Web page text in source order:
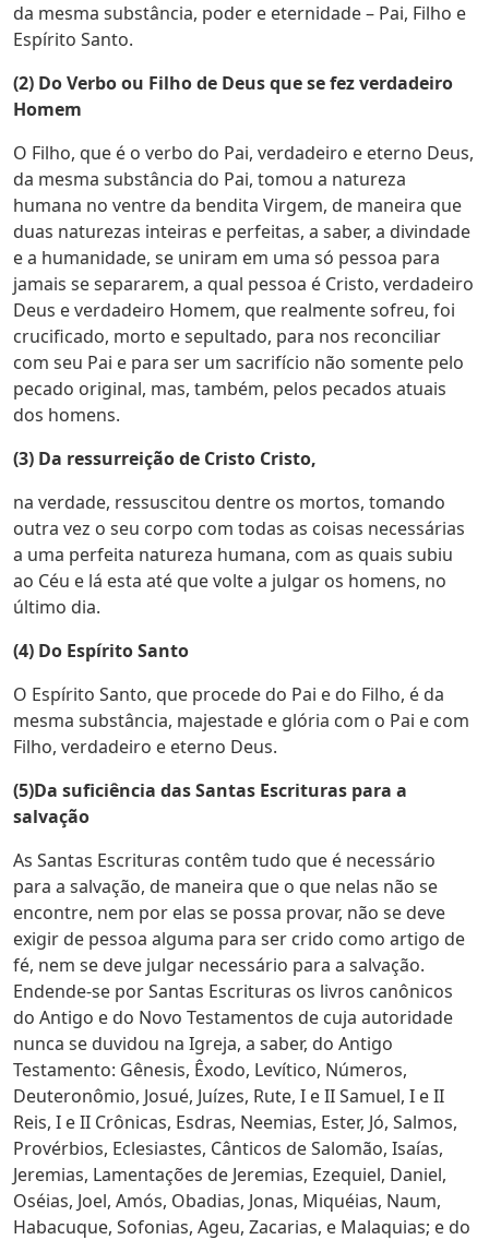
da mesma substância, poder e eternidade – Pai, Filho e
Espírito Santo.
(2) Do Verbo ou Filho de Deus que se fez verdadeiro
Homem
O Filho, que é o verbo do Pai, verdadeiro e eterno Deus,
da mesma substância do Pai, tomou a natureza
humana no ventre da bendita Virgem, de maneira que
duas naturezas inteiras e perfeitas, a saber, a divindade
e a humanidade, se uniram em uma só pessoa para
jamais se separarem, a qual pessoa é Cristo, verdadeiro
Deus e verdadeiro Homem, que realmente sofreu, foi
crucificado, morto e sepultado, para nos reconciliar
com seu Pai e para ser um sacrifício não somente pelo
pecado original, mas, também, pelos pecados atuais
dos homens.
(3) Da ressurreição de Cristo Cristo,
na verdade, ressuscitou dentre os mortos, tomando
outra vez o seu corpo com todas as coisas necessárias
a uma perfeita natureza humana, com as quais subiu
ao Céu e lá esta até que volte a julgar os homens, no
último dia.
(4) Do Espírito Santo
O Espírito Santo, que procede do Pai e do Filho, é da
mesma substância, majestade e glória com o Pai e com
Filho, verdadeiro e eterno Deus.
(5)Da suficiência das Santas Escrituras para a
salvação
As Santas Escrituras contêm tudo que é necessário
para a salvação, de maneira que o que nelas não se
encontre, nem por elas se possa provar, não se deve
exigir de pessoa alguma para ser crido como artigo de
fé, nem se deve julgar necessário para a salvação.
Endende-se por Santas Escrituras os livros canônicos
do Antigo e do Novo Testamentos de cuja autoridade
nunca se duvidou na Igreja, a saber, do Antigo
Testamento: Gênesis, Êxodo, Levítico, Números,
Deuteronômio, Josué, Juízes, Rute, I e II Samuel, I e II
Reis, I e II Crônicas, Esdras, Neemias, Ester, Jó, Salmos,
Provérbios, Eclesiastes, Cânticos de Salomão, Isaías,
Jeremias, Lamentações de Jeremias, Ezequiel, Daniel,
Oséias, Joel, Amós, Obadias, Jonas, Miquéias, Naum,
Habacuque, Sofonias, Ageu, Zacarias, e Malaquias; e do